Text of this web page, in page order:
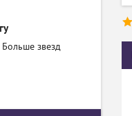
Больше звезд